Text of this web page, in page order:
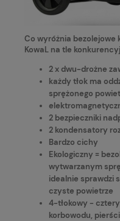
Co wyróżnia
KowaL na tle
2 x dwu-drożne
każdy tłok ma
sprężonego
2 bezpieczniki
2 kondensatory
Bardzo cichy
Ekologiczny =
wytwarzanym
idealnie sprawdzi
czyste powietrze
4-tłokowy -
korbowodu,